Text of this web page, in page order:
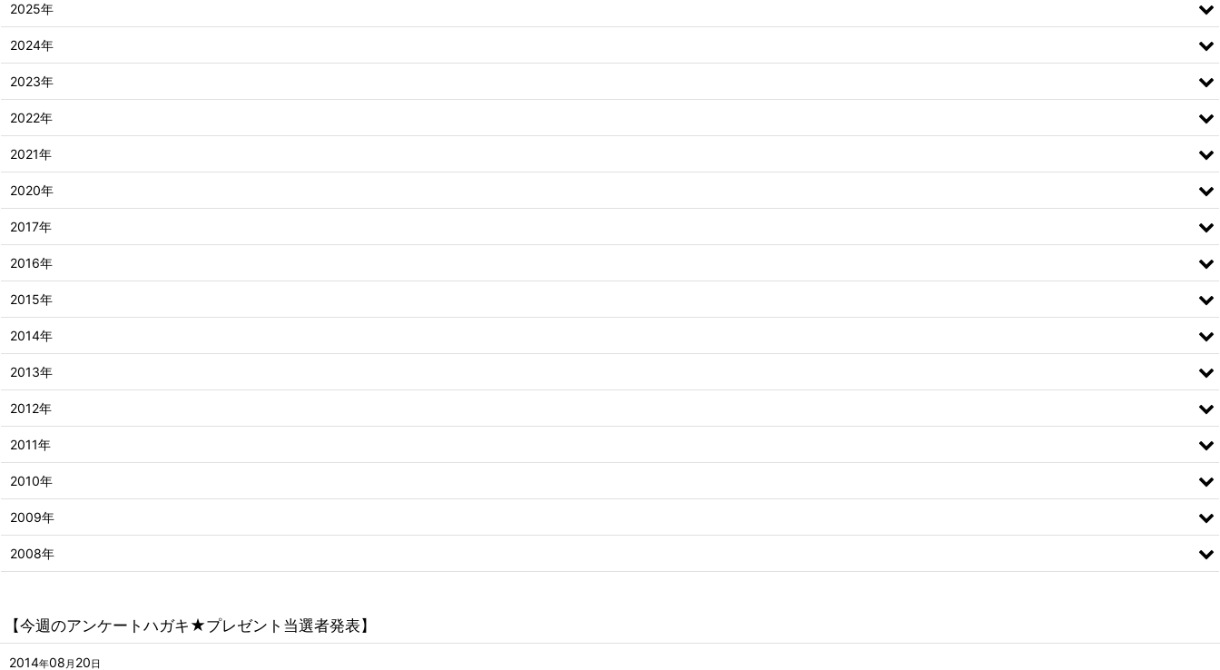
【今週のアンケートハガキ★プレゼント当選者発表】
2014年08 月 20日
2025年
2024年
2023年
2022年
2021年
2020年
2017年
2016年
2015年
2014年
2013年
2012年
2011年
2010年
2009年
2008年